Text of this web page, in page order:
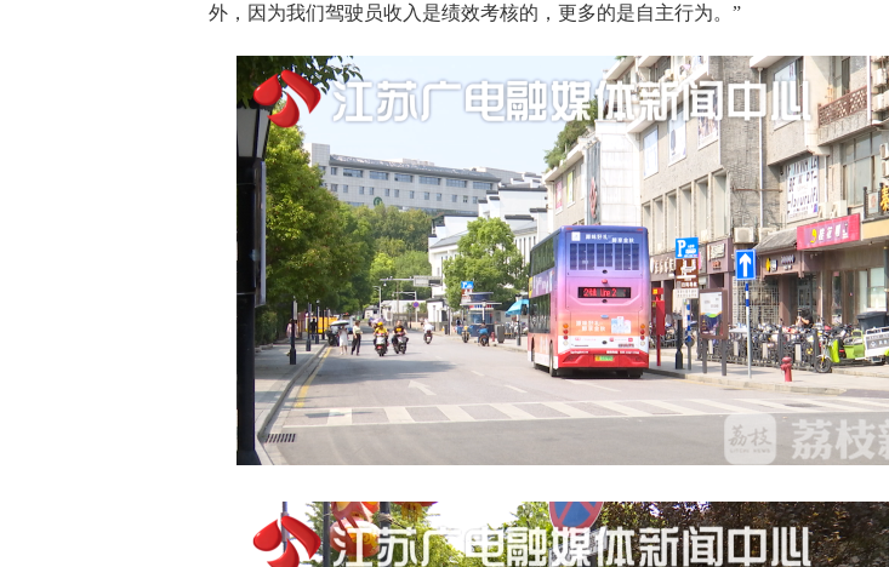
外，因为我们驾驶员收入是绩效考核的，更多的是自主行为。”